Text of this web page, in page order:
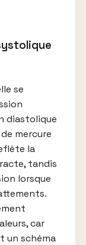
se
diastolique
mercure
la
tandis
lorsque
car
un schéma